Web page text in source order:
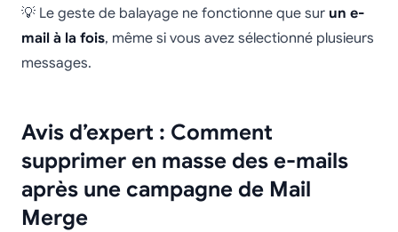
💡 Le geste de balayage ne fonctionne que sur un e-
mail à la fois, même si vous avez sélectionné plusieurs
messages.
Avis d’expert : Comment
supprimer en masse des e-mails
après une campagne de Mail
Merge